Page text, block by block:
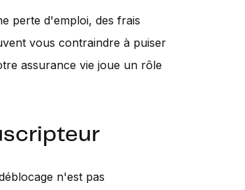
perte d'emploi, des frais
vous contraindre à puiser
assurance vie joue un rôle
n'est pas